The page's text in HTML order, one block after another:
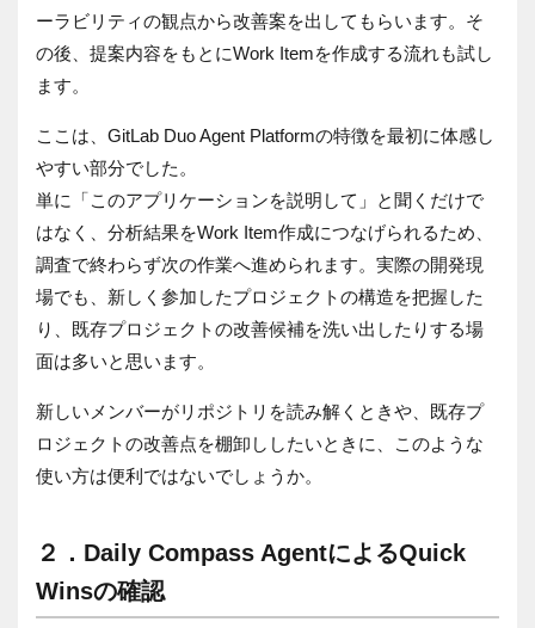
ーラビリティの観点から改善案を出してもらいます。そ
の後、提案内容をもとにWork Itemを作成する流れも試し
ます。
ここは、GitLab Duo Agent Platformの特徴を最初に体感し
やすい部分でした。
単に「このアプリケーションを説明して」と聞くだけで
はなく、分析結果をWork Item作成につなげられるため、
調査で終わらず次の作業へ進められます。実際の開発現
場でも、新しく参加したプロジェクトの構造を把握した
り、既存プロジェクトの改善候補を洗い出したりする場
面は多いと思います。
新しいメンバーがリポジトリを読み解くときや、既存プ
ロジェクトの改善点を棚卸ししたいときに、このような
使い方は便利ではないでしょうか。
２． Daily Compass AgentによるQuick
Winsの確認